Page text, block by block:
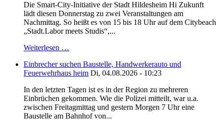
Die Smart-City-Initiative der Stadt Hildesheim Hi Zukunft
lädt diesen Donnerstag zu zwei Veranstaltungen am
Nachmittag. So heißt es von 15 bis 18 Uhr auf dem Citybeach
„Stadt.Labor meets Studis“,...
Weiterlesen …
Einbrecher suchen Baustelle, Handwerkerauto und
Feuerwehrhaus heim Di, 04.08.2026 - 10:23
In den letzten Tagen ist es in der Region zu mehreren
Einbrüchen gekommen. Wie die Polizei mitteilt, war u.a.
zwischen Freitagmittag und gestern Morgen 7 Uhr eine
Baustelle am Bahnhof von...